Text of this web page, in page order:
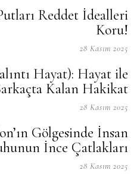
Reddet İdealleri
Koru!
28 Kasım 2025
Hayat): Hayat ile
Kalan Hakikat
28 Kasım 2025
Gölgesinde İnsan
İnce Çatlakları
28 Kasım 2025